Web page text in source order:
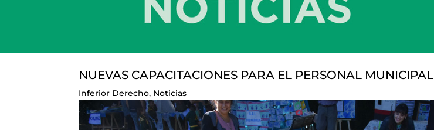
NUEVAS CAPACITACIONES PARA EL PERSONAL MUNICIPAL
Inferior Derecho, Noticias